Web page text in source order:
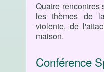
Quatre rencontres
les thèmes de
violente, de
maison.
Conférence